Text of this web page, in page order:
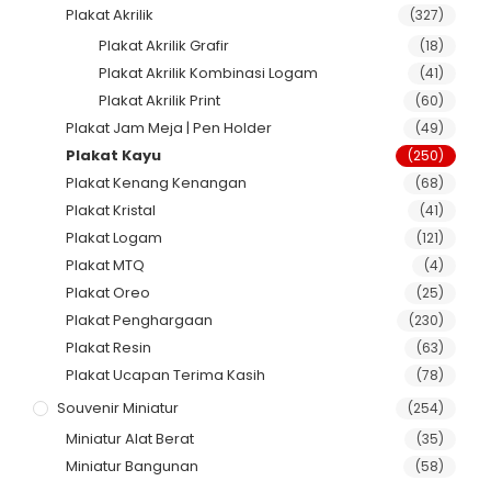
Plakat Akrilik (327)
Plakat Akrilik Grafir (18)
Plakat Akrilik Kombinasi Logam (41)
Plakat Akrilik Print (60)
Plakat Jam Meja | Pen Holder (49)
Plakat Kayu (250)
Plakat Kenang Kenangan (68)
Plakat Kristal (41)
Plakat Logam (121)
Plakat MTQ (4)
Plakat Oreo (25)
Plakat Penghargaan (230)
Plakat Resin (63)
Plakat Ucapan Terima Kasih (78)
Souvenir Miniatur (254)
Miniatur Alat Berat (35)
Miniatur Bangunan (58)